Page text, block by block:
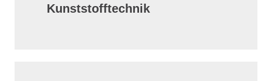
Kunststofftechnik